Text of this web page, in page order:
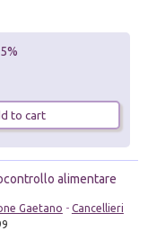
to cart
alimentare
Gaetano - Cancellieri